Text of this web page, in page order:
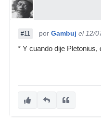
#11 por Gambuj el 12/
* Y cuando dije Pletonius,